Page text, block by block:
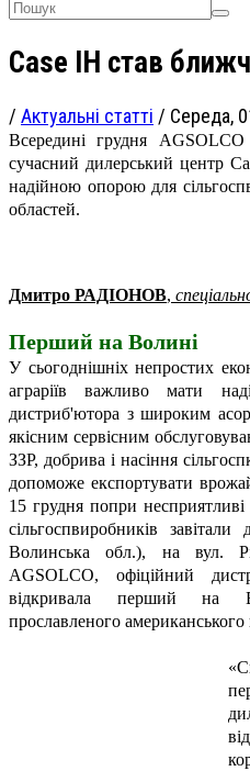
Case IH став
/ Актуальні статті / Середа,
Всередині грудня
сучасний дилерський центр
надійною опорою для
областей.
Дмитро РАДІОНОВ,
Перший на Волині
У сьогоднішніх непростих
аграріїв важливо мати
дистриб'ютора з широким
якісним сервісним
ЗЗР, добрива і насіння
допоможе експортувати
15 грудня попри несприятливі
сільгоспвиробників
Волинська обл.), на вул.
AGSOLCO, офіційний
відкривала перший на
прославленого